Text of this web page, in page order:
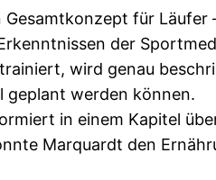
für
der
wird genau
geplant werden können.
in einem Kapitel
Marquardt den